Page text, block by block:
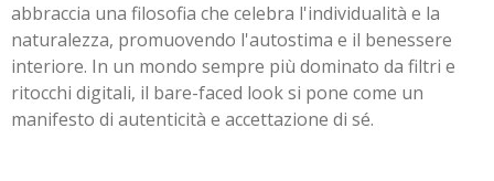
abbraccia una filosofia che celebra l'individualità e la
naturalezza, promuovendo l'autostima e il benessere
interiore. In un mondo sempre più dominato da filtri e
ritocchi digitali, il bare-faced look si pone come un
manifesto di autenticità e accettazione di sé.